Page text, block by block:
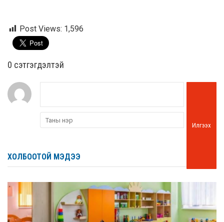
Post Views: 1,596
0 cэтгэгдэлтэй
Илгээх
ХОЛБООТОЙ МЭДЭЭ